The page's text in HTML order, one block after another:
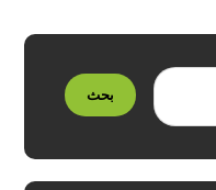
بحث